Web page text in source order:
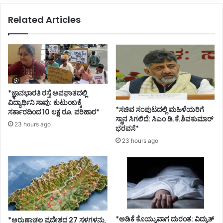
ನು
ಆ
ಗ
ಲಿ
ಕ್
ಕೂ
ಸಿ
-
ಸ
ತೀ
ಶ್
ಜಾ
ರ
ಕಿ
Related Articles
*ಜ್ಞಾನಭಾರತಿ ರಸ್ತೆ ಅಪಘಾತದಲ್ಲಿ
ವಿದ್ಯಾರ್ಥಿನಿ ಸಾವು: ಕುಟುಂಬಕ್ಕೆ
ಸರ್ಕಾರದಿಂದ 10 ಲಕ್ಷ ರೂ. ಪರಿಹಾರ*
23 hours ago
*ಸಚಿವ ಸಂಪುಟದಲ್ಲಿ ಮಹಿಳೆಯರಿಗೆ
ಸ್ಥಾನ ಸಿಗಲಿದೆ: ಸಿಎಂ ಡಿ.ಕೆ.ಶಿವಕುಮಾರ್
ಭರವಸೆ*
23 hours ago
*ಅರುಣಾಚಲ ಪ್ರದೇಶದ 27 ಸ್ಥಳಗಳನ್ನು *ಅಡಿಕೆ ಕೊಯ್ಯುವಾಗ ದುರಂತ: ವಿದ್ಯುತ್